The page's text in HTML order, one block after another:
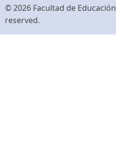
de
usuario
© 2026 Facultad de
reserved.